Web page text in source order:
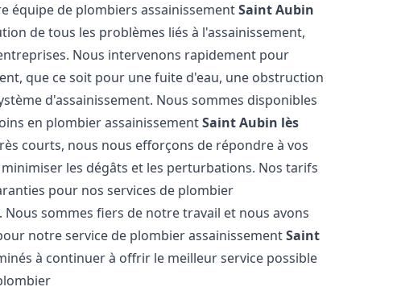
équipe de plombiers assainissementSaint Aubin
de tous les problèmes liés à l'assainissement,
Nous intervenons rapidement pour
que ce soit pour une fuite d'eau, une obstruction
d'assainissement. Nous sommes disponibles
en plombier assainissementSaint Aubin lès
courts, nous nous efforçons de répondre à vos
les dégâts et les perturbations. Nos tarifs
pour nos services de plombier
. Nous sommes fiers de notre travail et nous avons
notre service de plombier assainissementSaint
à continuer à offrir le meilleur service possible